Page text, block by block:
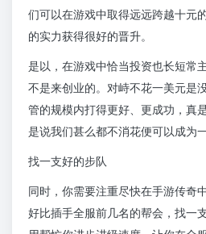
们可以在游戏中取得远远跨越十元
的实力获得很好的晋升。
是以，在游戏中恰当投资也长短常
不是来创业的。对峙不花一美元是
管的规模内打得更好、更成功，真
是说我们甚么都不消花便可以成为
找一支好的步队
同时，你需要注重尽快在手游传奇
好比插手全服前几名的帮会，找一